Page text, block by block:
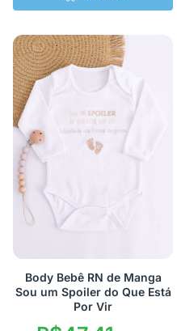
Body Bebê RN de Manga
Sou um Spoiler do Que Está
Por Vir